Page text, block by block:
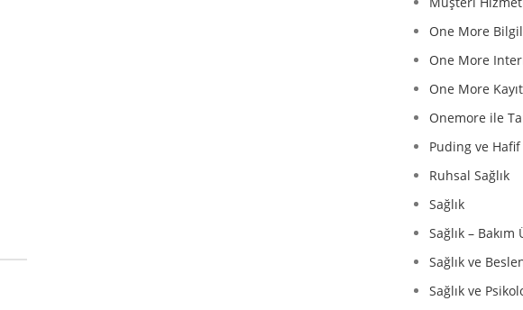
One More
One More
One More
Onemore ile
Puding ve Hafif
Ruhsal Sağlık
Sağlık
Sağlık –
Sağlık ve
Sağlık ve